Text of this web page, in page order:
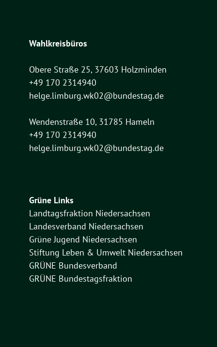
Wahlkreisbüros
Obere Straße 25, 37603 Holzminden
+49 170 2314940
helge.limburg.wk02@bundestag.de
Wendenstraße 10, 31785 Hameln
+49 170 2314940
helge.limburg.wk02@bundestag.de
Grüne Links
Landtagsfraktion Niedersachsen
Landesverband Niedersachsen
Grüne Jugend Niedersachsen
Stiftung Leben & Umwelt Niedersachsen
GRÜNE Bundesverband
GRÜNE Bundestagsfraktion